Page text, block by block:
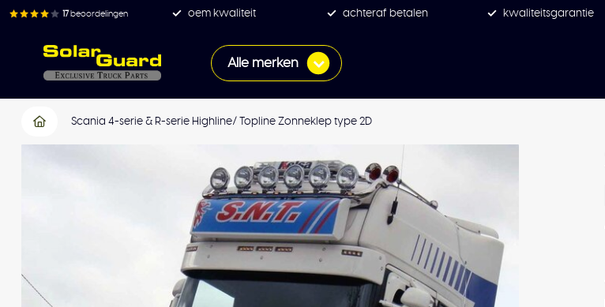
17 beoordelingen oem kwaliteit achteraf betalen kwaliteitsgarantie
Alle merken
Scania 4-serie & R-serie Highline/ Topline Zonneklep type 2D